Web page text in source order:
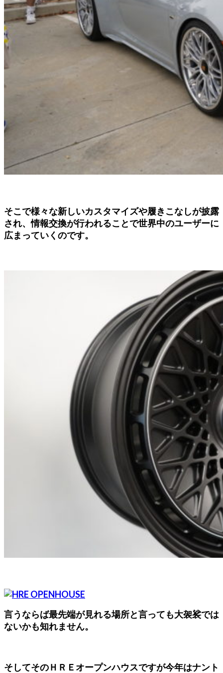
そこで様々な新しいカスタマイズや履きこなしが披露
され、情報交換が行われることで世界中のユーザーに
広まっていくのです。
言うならば最先端が見れる場所と言っても大袈裟では
ないかも知れません。
そしてそのＨＲＥオープンハウスですが今年はナント